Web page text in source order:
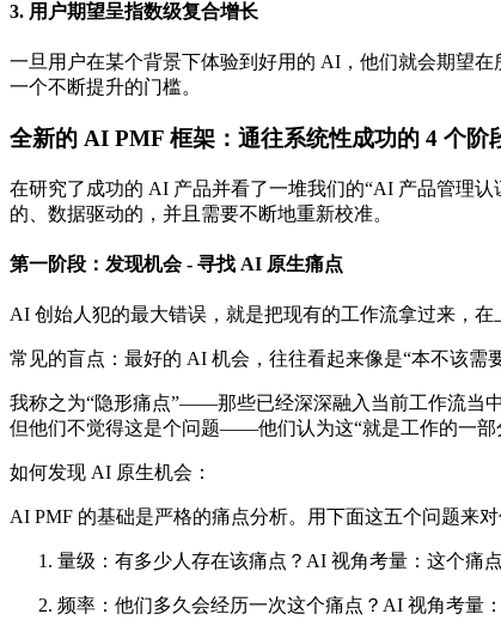
3. 用户期望呈指数级复合增长
一旦用户在某个背景下体验到好用的 AI，他们就会期望
一个不断提升的门槛。
全新的 AI PMF 框架：通往系统性成功的 4 个阶
在研究了成功的 AI 产品并看了一堆我们的“AI 产品管理
的、数据驱动的，并且需要不断地重新校准。
第一阶段：发现机会 - 寻找 AI 原生痛点
AI 创始人犯的最大错误，就是把现有的工作流拿过来，
常见的盲点：最好的 AI 机会，往往看起来像是“本不该需
我称之为“隐形痛点”——那些已经深深融入当前工作流当
但他们不觉得这是个问题——他们认为这“就是工作的一部
如何发现 AI 原生机会：
AI PMF 的基础是严格的痛点分析。用下面这五个问题来
量级：有多少人存在该痛点？AI 视角考量：这个痛
频率：他们多久会经历一次这个痛点？AI 视角考量